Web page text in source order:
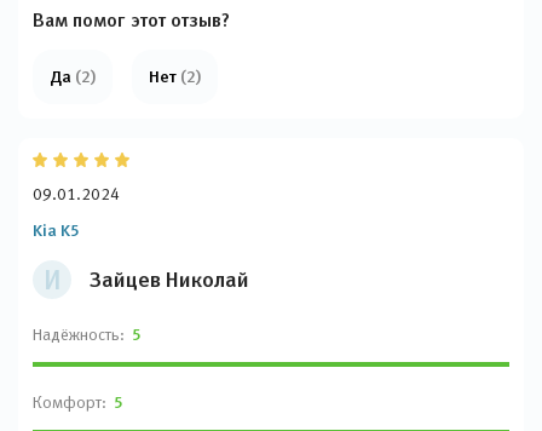
полный набор систем безопасности и электронных помощников,
Вам помог этот отзыв?
Да (2) Нет (2)
И Зайцев Николай
Kia K5
09.01.2024
Надёжность: 5
Комфорт: 5